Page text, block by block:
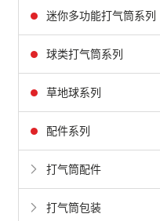
迷你多功能打气筒系列
球类打气筒系列
草地球系列
配件系列
打气筒配件
打气筒包装